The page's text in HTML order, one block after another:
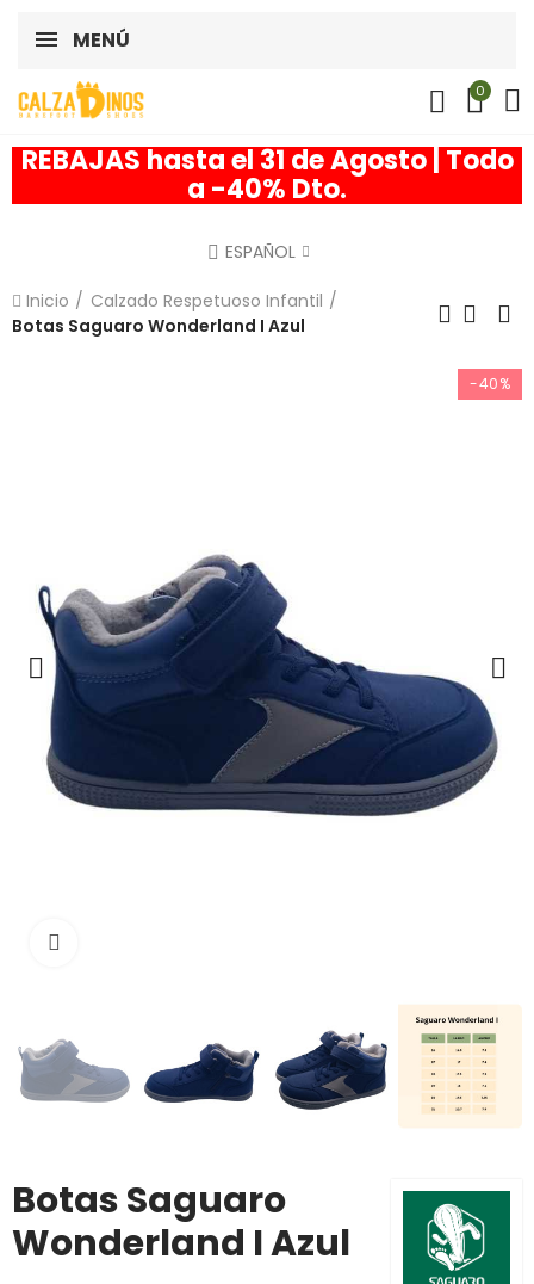
MENÚ
0
REBAJAS hasta el 31 de Agosto | Todo
a -40% Dto.
ESPAÑOL
Inicio
Calzado Respetuoso Infantil
Botas Saguaro Wonderland I Azul
-40%
Botas Saguaro
Wonderland I Azul